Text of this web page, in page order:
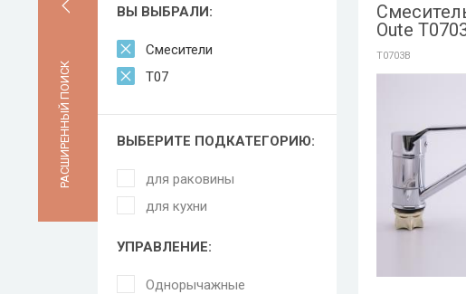
РАСШИРЕННЫЙ ПОИСК
ВЫ ВЫБРАЛИ:
Смесители
T07
ВЫБЕРИТЕ ПОДКАТЕГОРИЮ:
для раковины
для кухни
УПРАВЛЕНИЕ:
Однорычажные
Oute
T0703B